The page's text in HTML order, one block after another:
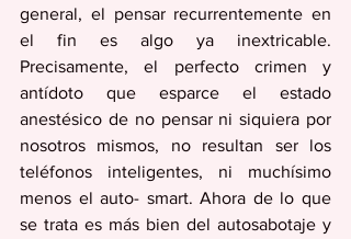
general, el pensar recurrentemente en
el fin es algo ya inextricable.
Precisamente, el perfecto crimen y
antídoto que esparce el estado
anestésico de no pensar ni siquiera por
nosotros mismos, no resultan ser los
teléfonos inteligentes, ni muchísimo
menos el auto- smart. Ahora de lo que
se trata es más bien del autosabotaje y